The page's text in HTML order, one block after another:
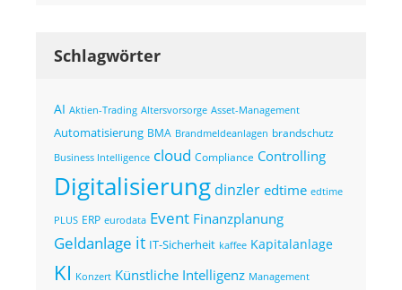
Schlagwörter
AI Aktien-Trading Altersvorsorge Asset-Management
Automatisierung BMA Brandmeldeanlagen brandschutz
Business Intelligence cloud Compliance Controlling
Digitalisierung dinzler edtime edtime
PLUS ERP eurodata Event Finanzplanung
Geldanlage it IT-Sicherheit kaffee Kapitalanlage
KI Konzert Künstliche Intelligenz Management